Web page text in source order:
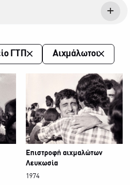
ΓΤΠ Αιχμάλωτοι
Επιστροφή αιχμαλώτων
Λευκωσία
1974